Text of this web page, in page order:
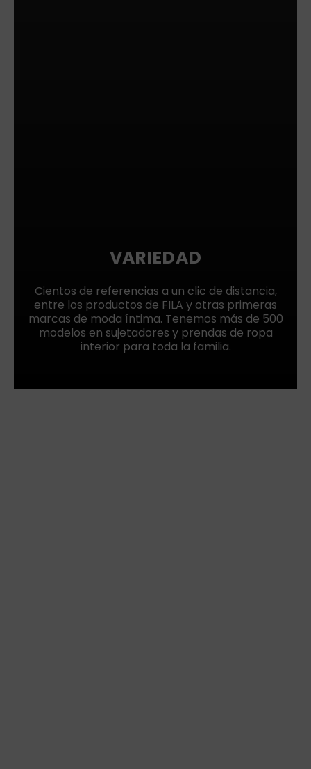
VARIEDAD
Cientos de referencias a un clic de distancia,
entre los productos de FILA y otras primeras
marcas de moda íntima. Tenemos más de 500
modelos en sujetadores y prendas de ropa
interior para toda la familia.